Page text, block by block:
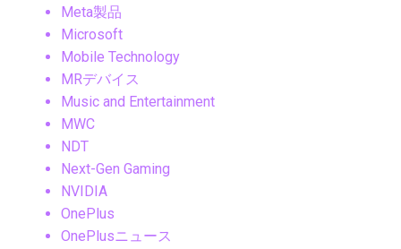
Meta製品
Microsoft
Mobile Technology
MRデバイス
Music and Entertainment
MWC
NDT
Next-Gen Gaming
NVIDIA
OnePlus
OnePlusニュース